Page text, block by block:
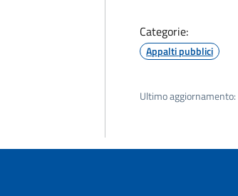
Categorie:
Appalti pubblici
Ultimo aggiornamento: